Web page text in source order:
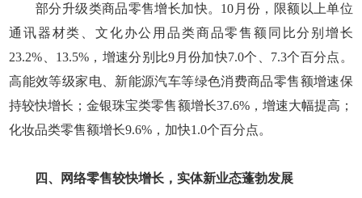
部分升级类商品零售增长加快。10月份，限额以上单位
通讯器材类、文化办公用品类商品零售额同比分别增长
23.2%、13.5%，增速分别比9月份加快7.0个、7.3个百分点。
高能效等级家电、新能源汽车等绿色消费商品零售额增速保
持较快增长；金银珠宝类零售额增长37.6%，增速大幅提高；
化妆品类零售额增长9.6%，加快1.0个百分点。
四、网络零售较快增长，实体新业态蓬勃发展